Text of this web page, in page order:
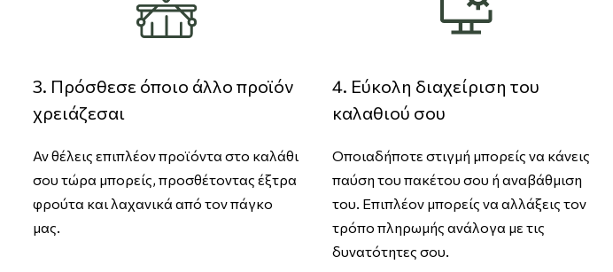
3. Πρόσθεσε όποιο άλλο προϊόν
χρειάζεσαι
Αν θέλεις επιπλέον προϊόντα στο καλάθι
σου τώρα μπορείς, προσθέτοντας έξτρα
φρούτα και λαχανικά από τον πάγκο
μας.
4. Εύκολη διαχείριση του
καλαθιού σου
Οποιαδήποτε στιγμή μπορείς να κάνεις
παύση του πακέτου σου ή αναβάθμιση
του. Επιπλέον μπορείς να αλλάξεις τον
τρόπο πληρωμής ανάλογα με τις
δυνατότητες σου.